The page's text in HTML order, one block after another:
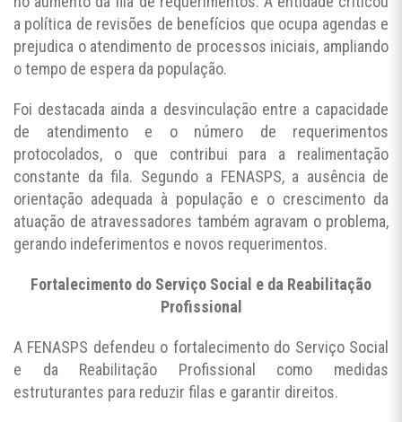
a política de revisões de benefícios que ocupa agendas e
prejudica o atendimento de processos iniciais, ampliando
o tempo de espera da população.
Foi destacada ainda a desvinculação entre a capacidade
de atendimento e o número de requerimentos
protocolados, o que contribui para a realimentação
constante da fila. Segundo a FENASPS, a ausência de
orientação adequada à população e o crescimento da
atuação de atravessadores também agravam o problema,
gerando indeferimentos e novos requerimentos.
Fortalecimento do Serviço Social e da Reabilitação
Profissional
A FENASPS defendeu o fortalecimento do Serviço Social
e da Reabilitação Profissional como medidas
estruturantes para reduzir filas e garantir direitos.